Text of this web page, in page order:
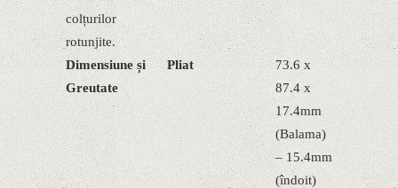
colțurilor
rotunjite.
Dimensiune și
Greutate
Pliat
73.6 x
87.4 x
17.4mm
(Balama)
– 15.4mm
(îndoit)